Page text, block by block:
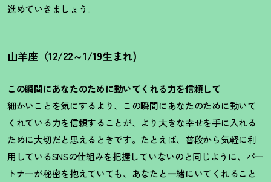
進めていきましょう。
山羊座（12/22～1/19生まれ)
この瞬間にあなたのために動いてくれる力を信頼して
細かいことを気にするより、この瞬間にあなたのために動いて
くれている力を信頼することが、より大きな幸せを手に入れる
ために大切だと思えるときです。たとえば、普段から気軽に利
用しているSNSの仕組みを把握していないのと同じように、パー
トナーが秘密を抱えていても、あなたと一緒にいてくれること